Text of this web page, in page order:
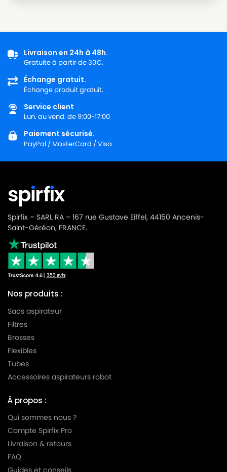
Livraison en 24h à 48h.
Gratuite à partir de 30€.
Échange gratuit.
Échange produit gratuit.
Service client
Lun. au vend. de 9:00-17:00
Paiement sécurisé.
PayPal / MasterCard / Visa
Spirfix – SARL RA – 167 rue Gustave Eiffel, 44150 Ancenis-
Saint-Géréon, FRANCE.
Nos produits :
Sacs aspirateur
Filtres
Brosses
Flexibles
Tubes
Accessoires aspirateurs robot
À propos :
Qui sommes nous ?
Compte Spirfix Pro
Livraison & retours
FAQ